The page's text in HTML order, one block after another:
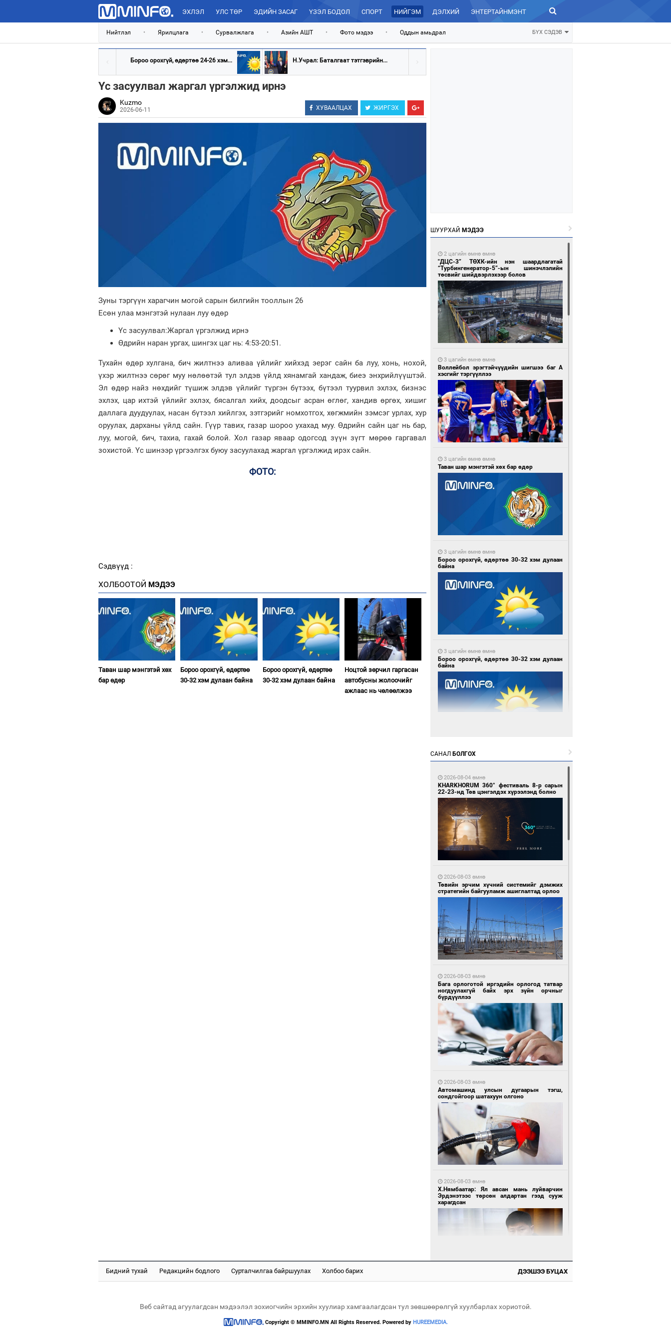
ЭХЛЭЛ УЛС ТӨР ЭДИЙН ЗАСАГ ҮЗЭЛ БОДОЛ СПОРТ НИЙГЭМ ДЭЛХИЙ ЭНТЕРТАЙНМЭНТ ЗУРХАЙ
Нийтлэл • Ярилцлага • Сурвалжлага • Азийн АШТ • Фото мэдээ • Оддын амьдрал БҮХ СЭДЭВ
Бороо орохгүй, өдөртөө 24-26 хэм... Н.Учрал: Баталгаат тэтгэврийн...
Үс засуулвал жаргал үргэлжид ирнэ
Kuzmo
2026-06-11 ХУВААЛЦАХ ЖИРГЭХ
Зуны тэргүүн харагчин могой сарын билгийн тооллын 26
Есөн улаа мэнгэтэй нулаан луу өдөр
Үс засуулвал:Жаргал үргэлжид ирнэ
Өдрийн наран ургах, шингэх цаг нь: 4:53-20:51.
Тухайн өдөр хулгана, бич жилтнээ аливаа үйлийг хийхэд эерэг сайн ба луу, хонь, нохой,
үхэр жилтнээ сөрөг муу нөлөөтэй тул элдэв үйлд хянамгай хандаж, биеэ энхрийлүүштэй.
Эл өдөр найз нөхдийг түшиж элдэв үйлийг түргэн бүтээх, бүтээл туурвил эхлэх, бизнэс
эхлэх, цар ихтэй үйлийг эхлэх, бясалгал хийх, доодсыг асран өглөг, хандив өргөх, хишиг
даллага дуудуулах, насан бүтээл хийлгэх, зэтгэрийг номхотгох, хөгжмийн зэмсэг урлах, хур
оруулах, дарханы үйлд сайн. Гүүр тавих, газар шороо ухахад муу. Өдрийн сайн цаг нь бар,
луу, могой, бич, тахиа, гахай болой. Хол газар яваар одогсод зүүн зүгт мөрөө гаргавал
зохистой. Үс шинээр үргээлгэх буюу засуулахад жаргал үргэлжид ирэх сайн.
ФОТО:
Сэдвүүд :
ХОЛБООТОЙ МЭДЭЭ
Таван шар мэнгэтэй хөх
бар өдөр
Бороо орохгүй, өдөртөө
30-32 хэм дулаан байна
Бороо орохгүй, өдөртөө
30-32 хэм дулаан байна
Ноцтой зөрчил гаргасан
автобусны жолоочийг
ажлаас нь чөлөөлжээ
ШУУРХАЙ МЭДЭЭ
2 цагийн өмнө өмнө
"ДЦС-3” ТӨХК-ийн нэн шаардлагатай
“Турбингенератор-5”-ын шинэчлэлийн
төсвийг шийдвэрлэхээр болов
3 цагийн өмнө өмнө
Воллейбол эрэгтэйчүүдийн шигшээ баг А
хэсгийг тэргүүллээ
3 цагийн өмнө өмнө
Таван шар мэнгэтэй хөх бар өдөр
3 цагийн өмнө өмнө
Бороо орохгүй, өдөртөө 30-32 хэм дулаан
байна
3 цагийн өмнө өмнө
Бороо орохгүй, өдөртөө 30-32 хэм дулаан
байна
23 цагийн өмнө өмнө
1 өдрийн өмнө өмнө
1 өдрийн өмнө өмнө
Ирландын алдарт Boyzone хамтлагийн
1 өдрийн өмнө өмнө
Нарны эрчим хүчээр гэрэлтдэг үйлдвэр
1 өдрийн өмнө өмнө
Монгол Улсын волейболын шигшээ баг
өнөөдөр Хятадын эсрэг тоглоно
дугаартай автомашинтай иргэдэд шатахуун
САНАЛ БОЛГОХ
2026-08-04 өмнө
KHARKHORUM 360° фестиваль 8-р сарын
22-23-нд Төв цэнгэлдэх хүрээлэнд болно
2026-08-03 өмнө
Төвийн эрчим хүчний системийг дэмжих
стратегийн байгууламж ашиглалтад орлоо
2026-08-03 өмнө
Бага орлоготой иргэдийн орлогод татвар
ногдуулахгүй байх эрх зүйн орчныг
бүрдүүллээ
2026-08-03 өмнө
Автомашинд улсын дугаарын тэгш,
сондгойгоор шатахуун олгоно
2026-08-03 өмнө
Х.Нямбаатар: Ял авсан мань луйварчин
Эрдэнэтээс төрсөн алдартан гээд сууж
харагдсан
Бидний тухай Редакцийн бодлого Сурталчилгаа байршуулах Холбоо барих ДЭЭШЭЭ БУЦАХ
Веб сайтад агуулагдсан мэдээлэл зохиогчийн эрхийн хуулиар хамгаалагдсан тул зөвшөөрөлгүй хуулбарлах хориотой.
Copyright © MMINFO.MN All Rights Reserved. Powered by HUREEMEDIA.